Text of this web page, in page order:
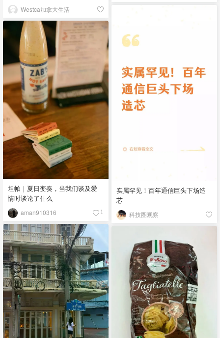
Westca加拿大生活
实属罕见！百年通信巨头下场造
芯
科技圈观察
坦帕｜夏日变奏，当我们谈及爱
情时谈论了什么
aman910316 1